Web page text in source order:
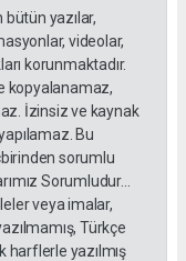
yazılar,
videolar,
korunmaktadır.
kopyalanamaz,
İzinsiz ve kaynak
Bu
sorumlu
Sorumludur...
veya imalar,
Türkçe
harflerle yazılmış